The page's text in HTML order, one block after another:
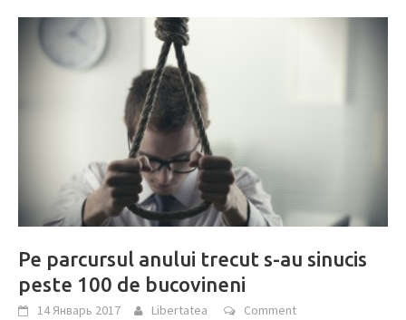
Pe parcursul anului trecut s-au sinucis
peste 100 de bucovineni
14 Январь 2017 Libertatea Comment